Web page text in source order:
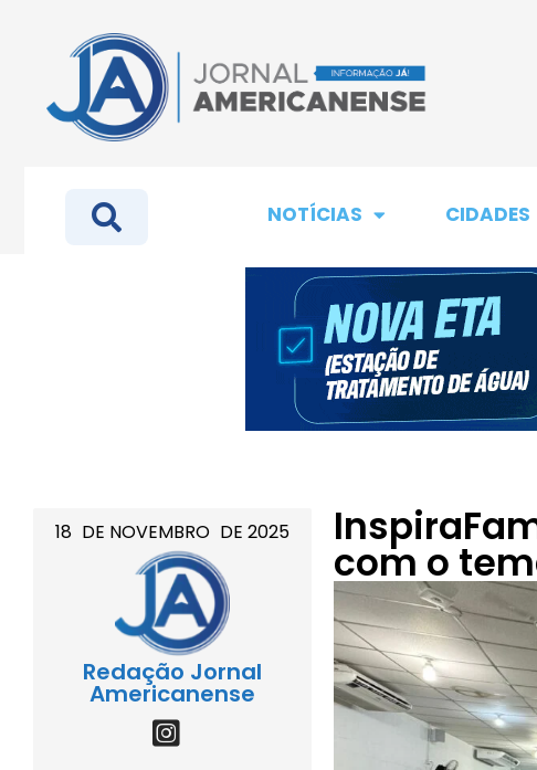
NOTÍCIAS CIDADES
18 DE NOVEMBRO DE 2025
Redação Jornal
Americanense
com o